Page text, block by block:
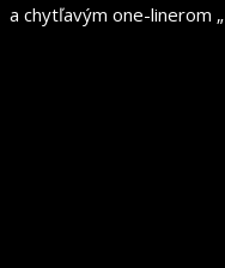
a chytľavým one-linerom „